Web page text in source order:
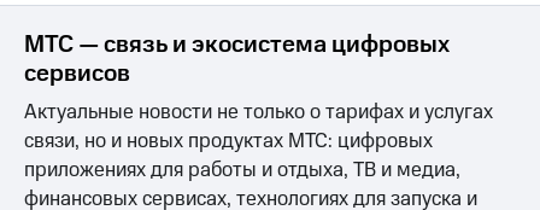
МТС — связь и экосистема цифровых
сервисов
Актуальные новости не только о тарифах и услугах
связи, но и новых продуктах МТС: цифровых
приложениях для работы и отдыха, ТВ и медиа,
финансовых сервисах, технологиях для запуска и